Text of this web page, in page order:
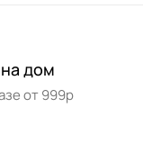
дом
от 999р